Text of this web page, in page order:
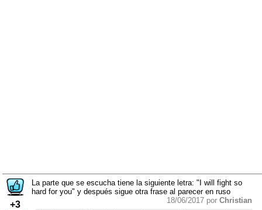
+3
La parte que se escucha tiene la siguiente letra: "I will fight so
hard for you" y después sigue otra frase al parecer en ruso
18/06/2017 por Christian